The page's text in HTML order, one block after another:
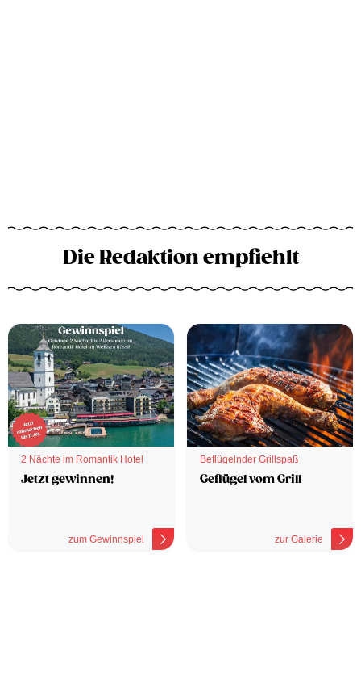
Die Redaktion empfiehlt
2 Nächte im Romantik Hotel
Jetzt gewinnen!
zum Gewinnspiel
Beflügelnder Grillspaß
Geflügel vom Grill
zur Galerie